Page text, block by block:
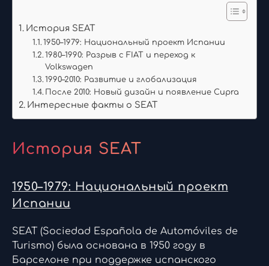
История SEAT
1950–1979: Национальный проект Испании
1980–1990: Разрыв с FIAT и переход к
Volkswagen
1990–2010: Развитие и глобализация
После 2010: Новый дизайн и появление Cupra
Интересные факты о SEAT
История SEAT
1950–1979: Национальный проект
Испании
SEAT (Sociedad Española de Automóviles de
Turismo) была основана в 1950 году в
Барселоне при поддержке испанского